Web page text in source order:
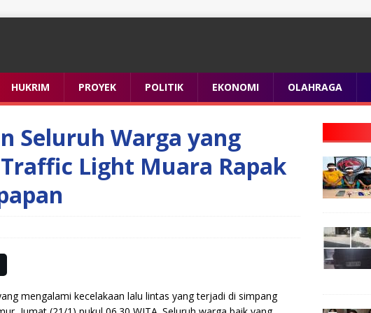
HUKRIM PROYEK POLITIK EKONOMI OLAHRAGA
Seluruh Warga yang
Light Muara Rapak
mengalami kecelakaan lalu lintas yang terjadi di simpang